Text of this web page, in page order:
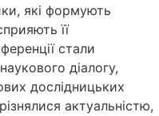
які формують
її
стали
діалогу,
дослідницьких
актуальністю,